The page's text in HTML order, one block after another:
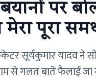
पर
पूरा
सूर्यकुमार यादव ने
से गलत बातें फैलाई जा